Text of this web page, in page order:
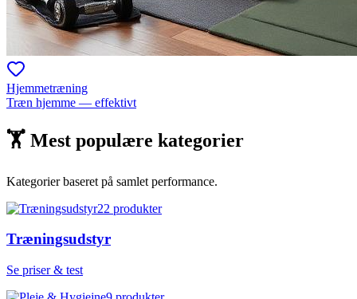
Hjemmetræning
Træn hjemme — effektivt
🏋 Mest populære kategorier
Kategorier baseret på samlet performance.
22 produkter
Træningsudstyr
Se priser & test